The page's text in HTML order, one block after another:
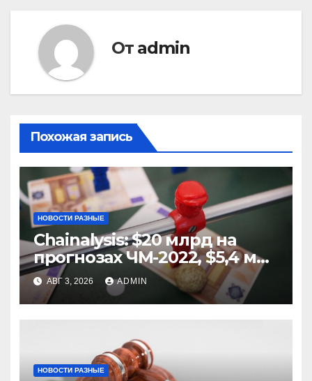
От admin
Похожая запись
НОВОСТИ РАЗНЫЕ
Chainalysis: $20 млрд на
прогнозах ЧМ-2022, $5,4 млн
из них незаконные
АВГ 3, 2026 ADMIN
НОВОСТИ РАЗНЫЕ